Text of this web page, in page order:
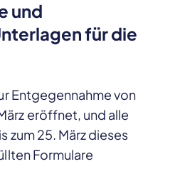
und
für die
Entgegennahme von
eröffnet, und alle
zum 25. März dieses
Formulare